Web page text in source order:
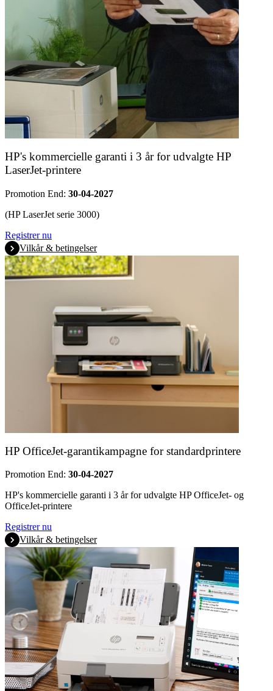
HP's kommercielle garanti i 3 år for udvalgte HP
LaserJet-printere
Promotion End: 30-04-2027
(HP LaserJet serie 3000)
Registrer nu
Vilkår & betingelser
HP OfficeJet-garantikampagne for standardprintere
Promotion End: 30-04-2027
HP's kommercielle garanti i 3 år for udvalgte HP OfficeJet- og
OfficeJet-printere
Registrer nu
Vilkår & betingelser